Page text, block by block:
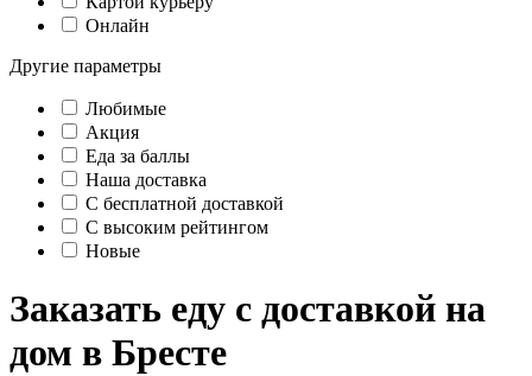
Онлайн
Другие параметры
Любимые
Акция
Еда за баллы
Наша доставка
C бесплатной доставкой
С высоким рейтингом
Новые
Заказать еду с доставкой на
дом в Бресте